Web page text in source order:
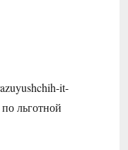
it-
льготной